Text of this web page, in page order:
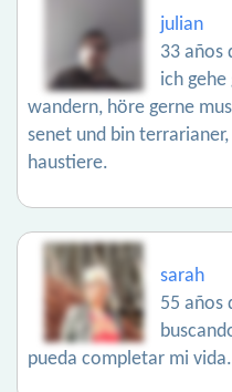
julian
33 años
ich
wandern, höre gerne
senet und bin
haustiere.
sarah
55 años
pueda completar mi vida.